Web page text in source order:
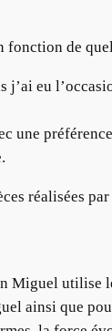
de
eu
une
réalisées
Miguel utilise
ainsi que